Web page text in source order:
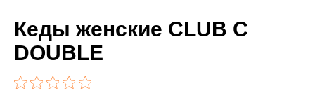
Кеды женские CLUB C
DOUBLE